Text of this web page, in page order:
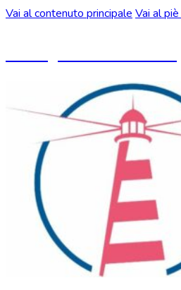
Vai al contenuto principale Vai al